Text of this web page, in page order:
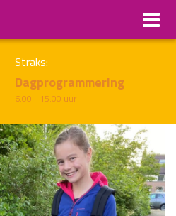
Straks:
Dagprogrammering
6.00 - 15.00 uur
1 van x Volgend uur